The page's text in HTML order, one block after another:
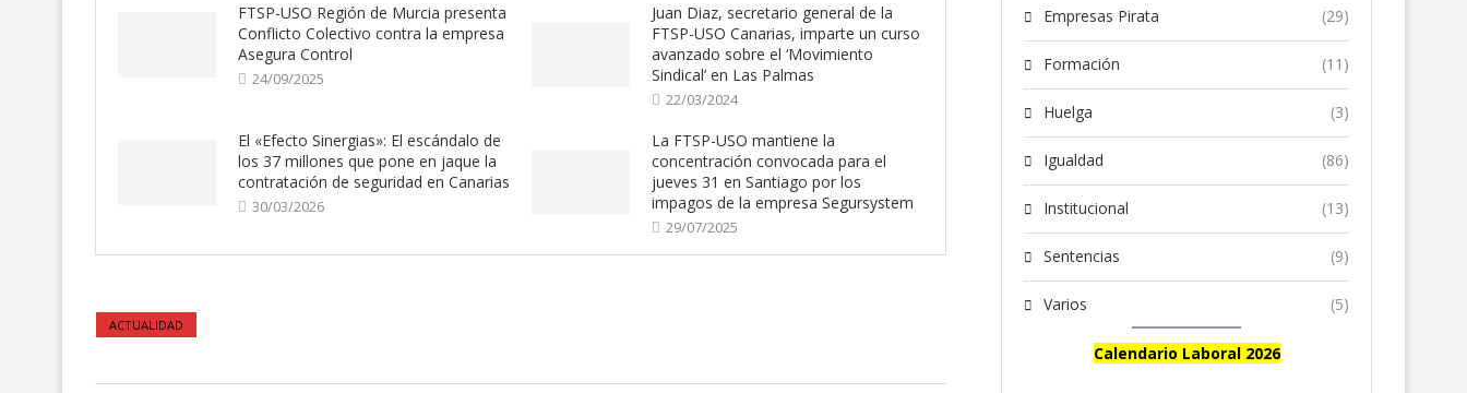
FTSP-USO Región de Murcia presenta
Conflicto Colectivo contra la empresa
Asegura Control
24/09/2025
Juan Diaz, secretario general de la
FTSP-USO Canarias, imparte un curso
avanzado sobre el ‘Movimiento
Sindical’ en Las Palmas
22/03/2024
El «Efecto Sinergias»: El escándalo de
los 37 millones que pone en jaque la
contratación de seguridad en Canarias
30/03/2026
La FTSP-USO mantiene la
concentración convocada para el
jueves 31 en Santiago por los
impagos de la empresa Segursystem
29/07/2025
ACTUALIDAD
Empresas Pirata (29)
Formación (11)
Huelga (3)
Igualdad (86)
Institucional (13)
Sentencias (9)
Varios (5)
Calendario Laboral 2026